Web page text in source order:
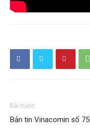
Vang
Bài trước
Bản tin Vinacomin số 75